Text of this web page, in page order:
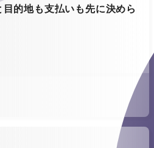
的地も支払いも先に決めら